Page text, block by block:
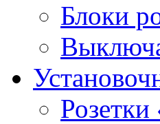
Блоки